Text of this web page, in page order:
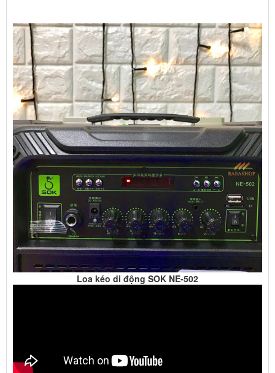
Loa kéo di động SOK NE-502